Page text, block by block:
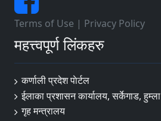
Terms of Use | Privacy Policy
महत्त्वपूर्ण लिंकहरु
कर्णाली प्रदेश पाेर्टल
ईलाका प्रशासन कार्यालय, सर्केगाड, हुम्ला
गृह मन्त्रालय